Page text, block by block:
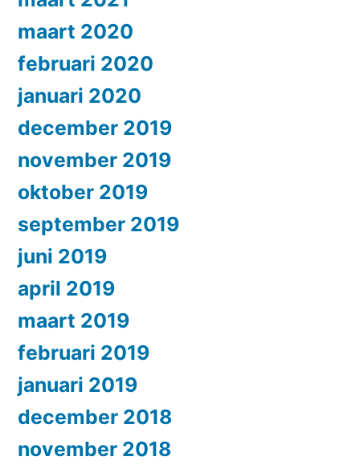
maart 2020
februari 2020
januari 2020
december 2019
november 2019
oktober 2019
september 2019
juni 2019
april 2019
maart 2019
februari 2019
januari 2019
december 2018
november 2018